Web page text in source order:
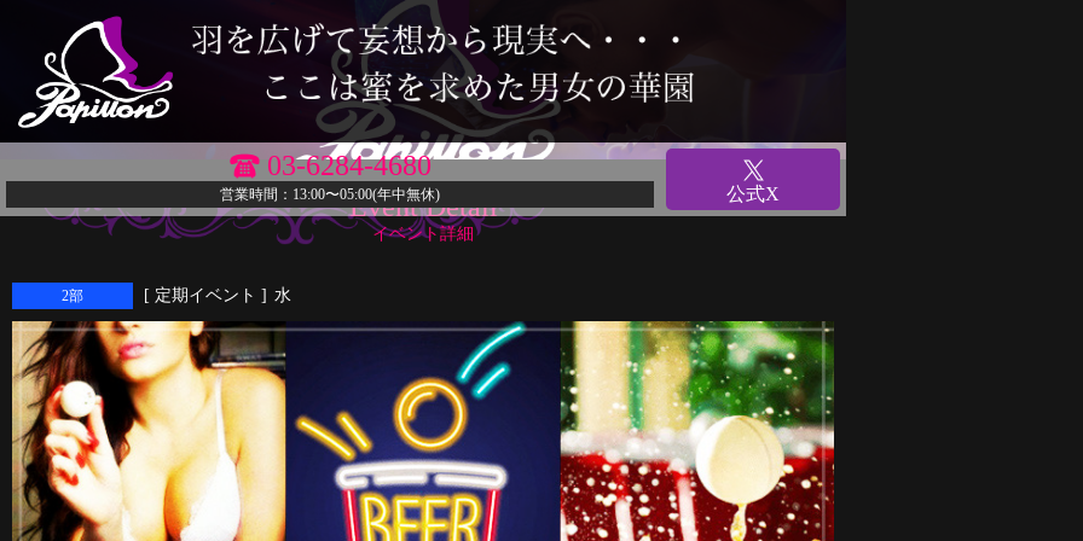
03-6284-4680
営業時間：13:00〜05:00(年中無休) 公式X
Event Detail
イベント詳細
2部 [ 定期イベント ] 水